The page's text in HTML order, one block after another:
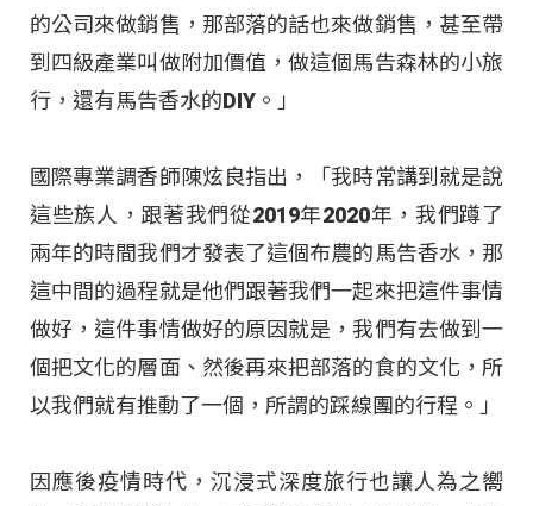
的公司來做銷售，那部落的話也來做銷售，甚至帶
到四級產業叫做附加價值，做這個馬告森林的小旅
行，還有馬告香水的DIY。」
國際專業調香師陳炫良指出，「我時常講到就是說
這些族人，跟著我們從2019年2020年，我們蹲了
兩年的時間我們才發表了這個布農的馬告香水，那
這中間的過程就是他們跟著我們一起來把這件事情
做好，這件事情做好的原因就是，我們有去做到一
個把文化的層面、然後再來把部落的食的文化，所
以我們就有推動了一個，所謂的踩線團的行程。」
因應後疫情時代，沉浸式深度旅行也讓人為之嚮